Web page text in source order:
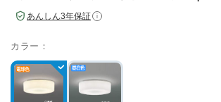
あんしん3年保証 i
カラー：